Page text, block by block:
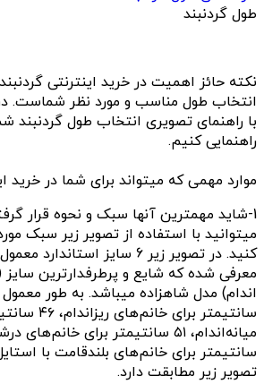
طول گردنبند
نکته حائز اهمیت در خرید اینترنتی
انتخاب طول مناسب و مورد نظر شماست.
با راهنمای تصویری انتخاب طول گردنبند
راهنمایی کنیم.
موارد مهمی که میتواند برای شما در خرید
1-شاید مهمترین آنها سبک و نحوه قرار
میتوانید با استفاده از تصویر زیر سبک
کنید. در تصویر زیر 6 سایز
معرفی شده که شایع و پرطرفدارترین سایز
اندام) مدل شاهزاده میباشد. به طور معمول
سانتیمتر
سانتیمتر برای خانم‌های بلندقامت با
تصویر زیر مطابقت دارد.